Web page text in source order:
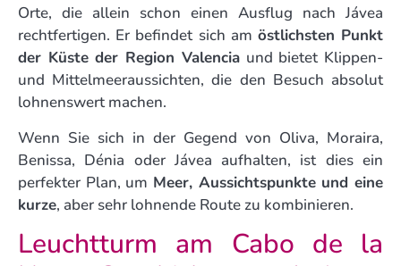
Orte, die allein schon einen Ausflug nach Jávea
rechtfertigen. Er befindet sich am östlichsten Punkt
der Küste der Region Valenciaund bietet Klippen-
und Mittelmeeraussichten, die den Besuch absolut
lohnenswert machen.
Wenn Sie sich in der Gegend von Oliva, Moraira,
Benissa, Dénia oder Jávea aufhalten, ist dies ein
perfekter Plan, um Meer, Aussichtspunkte und eine
kurze, aber sehr lohnende Route zu kombinieren.
Leuchtturm am Cabo de la